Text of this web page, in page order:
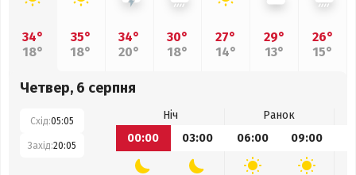
34°
18°
35°
18°
34°
20°
30°
18°
27°
14°
29°
13°
26°
15°
Четвер, 6 серпня
Схід:05:05
Захід:20:05
Ніч
Ранок
00:00
03:00 06:00 09:00